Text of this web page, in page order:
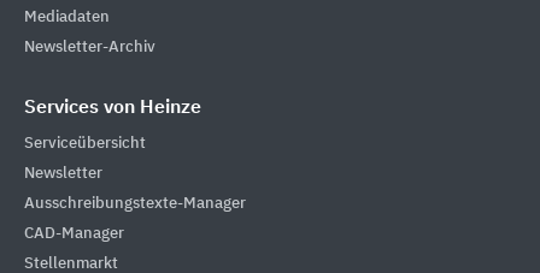
Mediadaten
Newsletter-Archiv
Services von Heinze
Serviceübersicht
Newsletter
Ausschreibungstexte-Manager
CAD-Manager
Stellenmarkt